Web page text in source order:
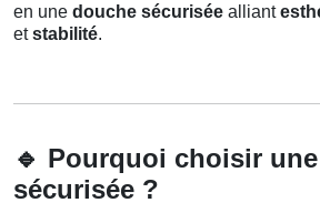
en une douche sécurisée alliant
etstabilité.
🔹 Pourquoi choisir
sécurisée ?